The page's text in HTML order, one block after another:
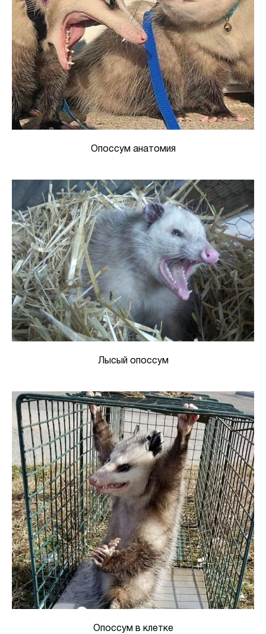
Опоссум анатомия
Лысый опоссум
Опоссум в клетке